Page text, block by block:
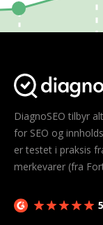
DiagnoSEO tilbyr
for SEO og
er testet i praksis
merkevarer (fra